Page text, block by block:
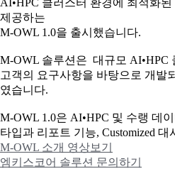
제공하는
M-OWL 1.0을 출시했습니다.
M-OWL 솔루션은 대규모 AI•HPC
고객의 요구사항을 바탕으로 개발
였습니다.
M-OWL 1.0은 AI•HPC 및 수랭 데
타입과 리포트 기능, Customized
M-OWL 소개 영상보기
엠키스코어 솔루션 문의하기